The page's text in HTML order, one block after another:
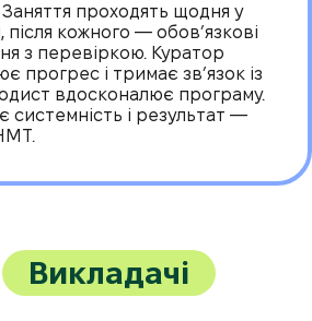
Заняття проходять щодня у
кожного — обов’язкові
з перевіркою. Куратор
прогрес і тримає зв’язок із
вдосконалює програму.
системність і результат —
Викладачі